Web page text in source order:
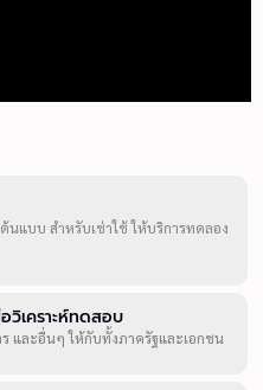
นแบบ สำหรับเช่าใช้ ให้บริการทดลอง
วิเคราะห์ทดสอบ
และอื่นๆ ให้กับทั้งภาครัฐและเอกชน